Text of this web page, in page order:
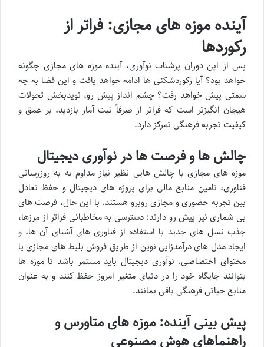
آینده موزه های مجازی: فراتر از
رکوردها
پس از این دوران پرشتاب نوآوری، آینده موزه های مجازی چگونه
خواهد بود؟ آیا رکوردشکنی ها ادامه خواهد یافت و این فضا به چه
سمتی پیش خواهد رفت؟ چشم انداز پیش رو، نویدبخش تحولات
هیجان انگیزتر است که فراتر از صرفاً ثبت آمار بازدید، بر عمق و
کیفیت تجربه فرهنگی تمرکز دارد.
چالش ها و فرصت ها در نوآوری دیجیتال
موزه های مجازی با چالش هایی نظیر نیاز مداوم به به روزرسانی
فناوری، تامین منابع مالی برای پروژه های دیجیتال و حفظ تعادل
بین تجربه حضوری و مجازی روبرو هستند. با این حال، فرصت های
بی شماری نیز پیش رو دارند: دسترسی به مخاطبانی فراتر از مرزها،
جذب نسل های جدید با استفاده از فناوری های آشنای آن ها، و
ایجاد مدل های درآمدزایی نوین از طریق فروش بلیط های مجازی یا
محتوای اختصاصی. نوآوری دیجیتال باید مستمر باشد تا موزه ها
بتوانند جایگاه خود را در دنیای متغیر امروز حفظ کنند و به عنوان
منابع حیاتی فرهنگی باقی بمانند.
پیش بینی آینده: موزه های متاورس و
راهنماهای هوش مصنوعی